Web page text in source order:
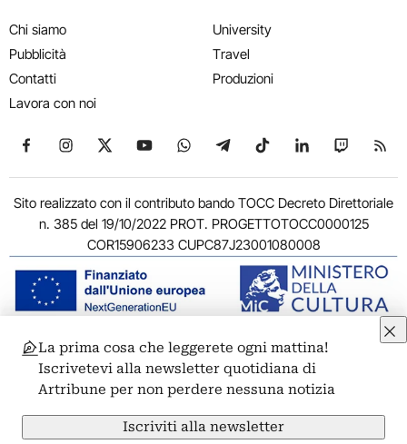
Chi siamo
Pubblicità
Contatti
Lavora con noi
University
Travel
Produzioni
Seguici su Facebook
Seguici su Instagram
Seguici su X
Seguici su YouTube
Seguici su WhatsApp
Seguici su Telegram
Seguici su TikTok
Seguici su
Seguici
Sito realizzato con il contributo bando TOCC Decreto Direttoriale
n. 385 del 19/10/2022 PROT. PROGETTOTOCC0000125
COR15906233 CUPC87J23001080008
© 2011-2026 ARTRIBUNE srl – Corso Vittorio Emanuele II, 287 –
00186 Roma - P.I. 11381581005
Privacy: Responsabile della protezione dei dati personali
ARTRIBUNE srl – Corso Vittorio Emanuele II, 287 – 00186 Roma
Termini e condizioniPrivacy PolicyCookie PolicyCredits
La prima cosa che leggerete ogni mattina!
Iscrivetevi alla newsletter quotidiana di
Artribune per non perdere nessuna notizia
Iscriviti alla newsletter